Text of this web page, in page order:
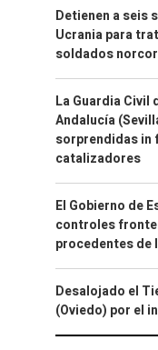
Detienen a seis
Ucrania para
soldados
La Guardia Civil
Andalucía
sorprendidas in
catalizadores
El Gobierno de
controles
procedentes de
Desalojado el
(Oviedo) por el